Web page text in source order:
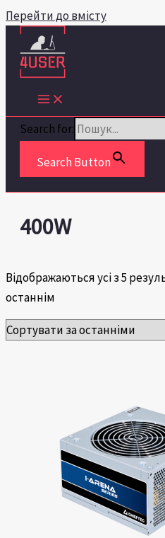
Перейти до вмісту
Search for:
Search Button
400W
Відображаються усі з 5
останнім